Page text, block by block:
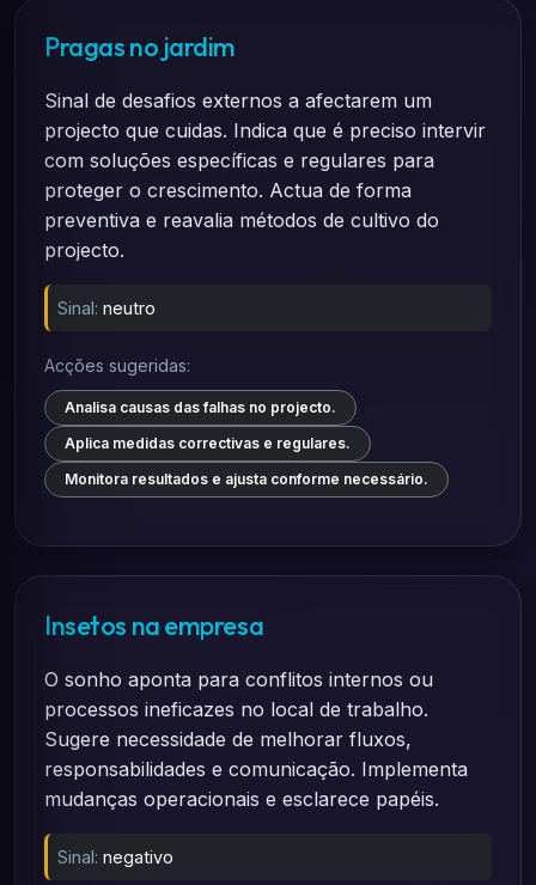
Pragas no jardim
Sinal de desafios externos a afectarem um
projecto que cuidas. Indica que é preciso intervir
com soluções específicas e regulares para
proteger o crescimento. Actua de forma
preventiva e reavalia métodos de cultivo do
projecto.
Sinal: neutro
Acções sugeridas:
Analisa causas das falhas no projecto.
Aplica medidas correctivas e regulares.
Monitora resultados e ajusta conforme necessário.
Insetos na empresa
O sonho aponta para conflitos internos ou
processos ineficazes no local de trabalho.
Sugere necessidade de melhorar fluxos,
responsabilidades e comunicação. Implementa
mudanças operacionais e esclarece papéis.
Sinal: negativo